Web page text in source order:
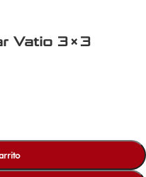
Vatio 3×3